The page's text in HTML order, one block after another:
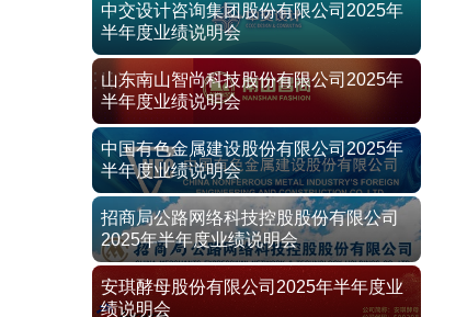
中交设计咨询集团股份有限公司2025年
半年度业绩说明会
山东南山智尚科技股份有限公司2025年
半年度业绩说明会
中国有色金属建设股份有限公司2025年
半年度业绩说明会
招商局公路网络科技控股股份有限公司
2025年半年度业绩说明会
安琪酵母股份有限公司2025年半年度业
绩说明会